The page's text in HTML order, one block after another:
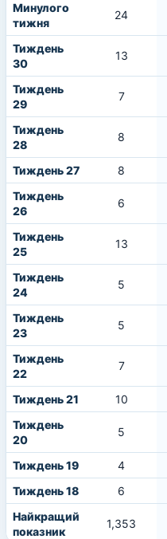
Минулого
тижня
24
Тиждень
30
13
Тиждень
29
7
Тиждень
28
8
Тиждень 27 8
Тиждень
26
6
Тиждень
25
13
Тиждень
24
5
Тиждень
23
5
Тиждень
22
7
Тиждень 21 10
Тиждень
20
5
Тиждень 19 4
Тиждень 18
6
Найкращий
показник
1,353